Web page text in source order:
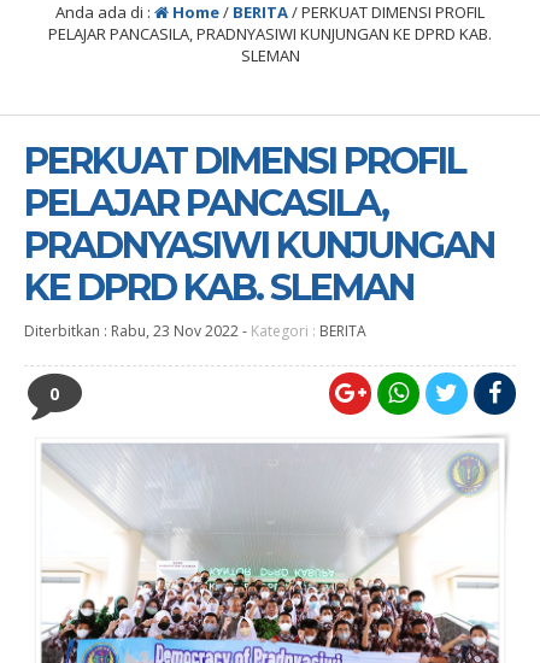
Anda ada di : Home/ BERITA/PERKUAT DIMENSI PROFIL
PELAJAR PANCASILA, PRADNYASIWI KUNJUNGAN KE DPRD KAB.
SLEMAN
PERKUAT DIMENSI PROFIL
PELAJAR PANCASILA,
PRADNYASIWI KUNJUNGAN
KE DPRD KAB. SLEMAN
Diterbitkan : Rabu, 23 Nov 2022- Kategori : BERITA
0